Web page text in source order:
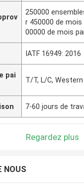
250000
r 450000 de mois
00000 de mois
IATF 16949: 2016
pai
T/T, L/C,
7-60 jours de
Regardez plus
NOUS